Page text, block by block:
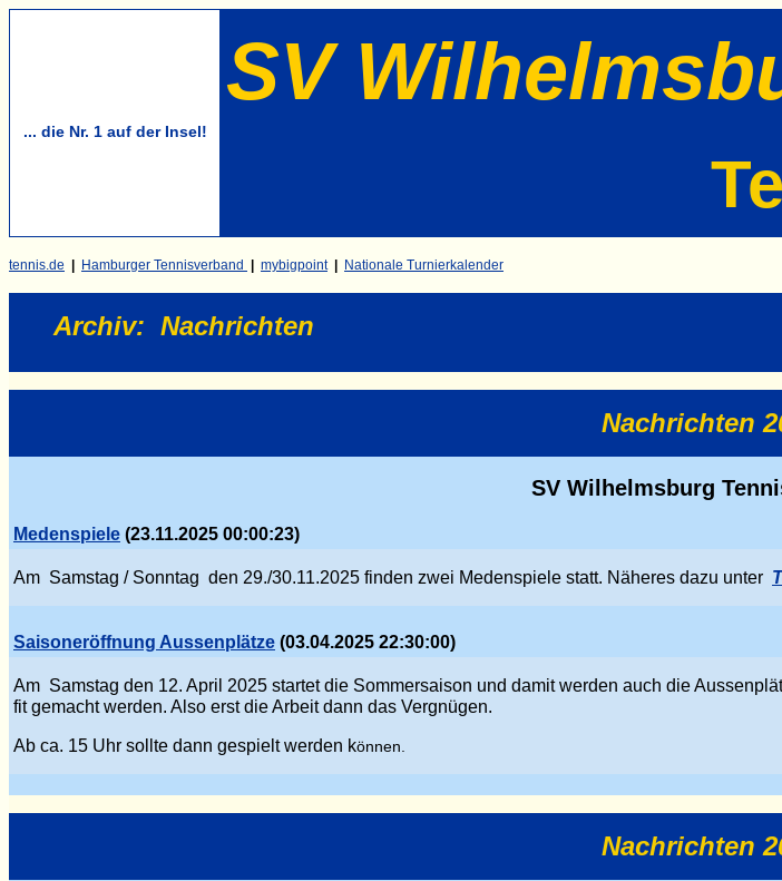
... die Nr. 1 auf der Insel!
SV
tennis.de Hamburger Tennisverband mybigpoint Nationale Turnierkalender
Archiv: Nachrichten
Nachrichten
SV Wilhelmsburg
Medenspiele (23.11.2025 00:00:23)
Am Samstag / Sonntag den 29./30.11.2025 finden zwei Medenspiele statt. Näheres dazu unter
Saisoneröffnung Aussenplätze (03.04.2025 22:30:00)
Am Samstag den 12. April 2025 startet die Sommersaison und damit werden auch die
fit gemacht werden. Also erst die Arbeit dann das Vergnügen.
Ab ca. 15 Uhr sollte dann gespielt werden können.
Nachrichten